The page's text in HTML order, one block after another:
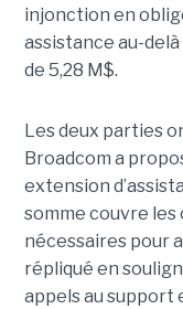
injonction en
assistance au-
de 5,28 M$.
Les deux parties
Broadcom a
extension
somme couvre les
nécessaires pour
répliqué en
appels au support